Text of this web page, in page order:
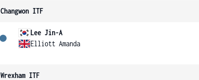
Changwon ITF
Lee Jin-A
Elliott Amanda
Wrexham ITF